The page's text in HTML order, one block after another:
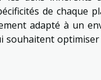
de chaque
adapté à un